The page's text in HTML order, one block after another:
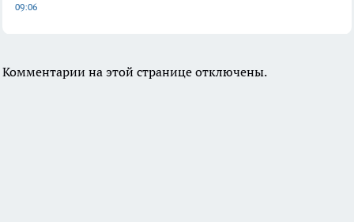
09:06
Комментарии на этой странице отключены.